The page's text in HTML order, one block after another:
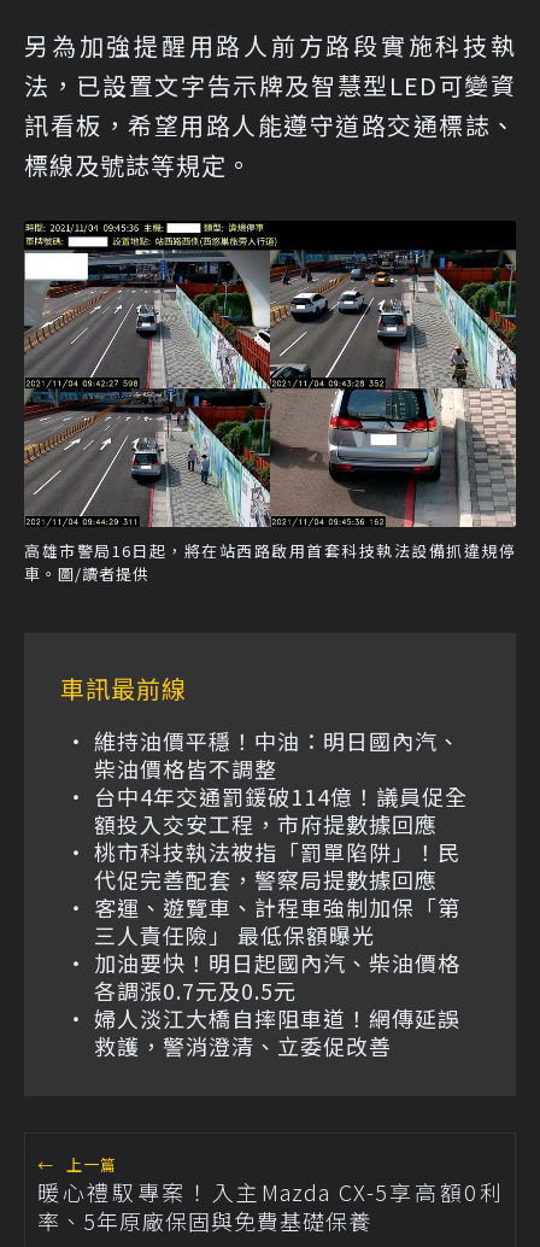
另為加強提醒用路人前方路段實施科技執
法，已設置文字告示牌及智慧型LED可變資
訊看板，希望用路人能遵守道路交通標誌、
標線及號誌等規定。
高雄市警局16日起，將在站西路啟用首套科技執法設備抓違規停
車。圖/讀者提供
車訊最前線
維持油價平穩！中油：明日國內汽、
柴油價格皆不調整
台中4年交通罰鍰破114億！議員促全
額投入交安工程，市府提數據回應
桃市科技執法被指「罰單陷阱」！民
代促完善配套，警察局提數據回應
客運、遊覽車、計程車強制加保「第
三人責任險」 最低保額曝光
加油要快！明日起國內汽、柴油價格
各調漲0.7元及0.5元
婦人淡江大橋自摔阻車道！網傳延誤
救護，警消澄清、立委促改善
← 上一篇
暖心禮馭專案！入主Mazda CX-5享高額0利
率、5年原廠保固與免費基礎保養